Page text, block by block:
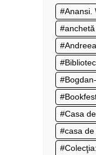
Anansi.
anchetă
Casa
casa